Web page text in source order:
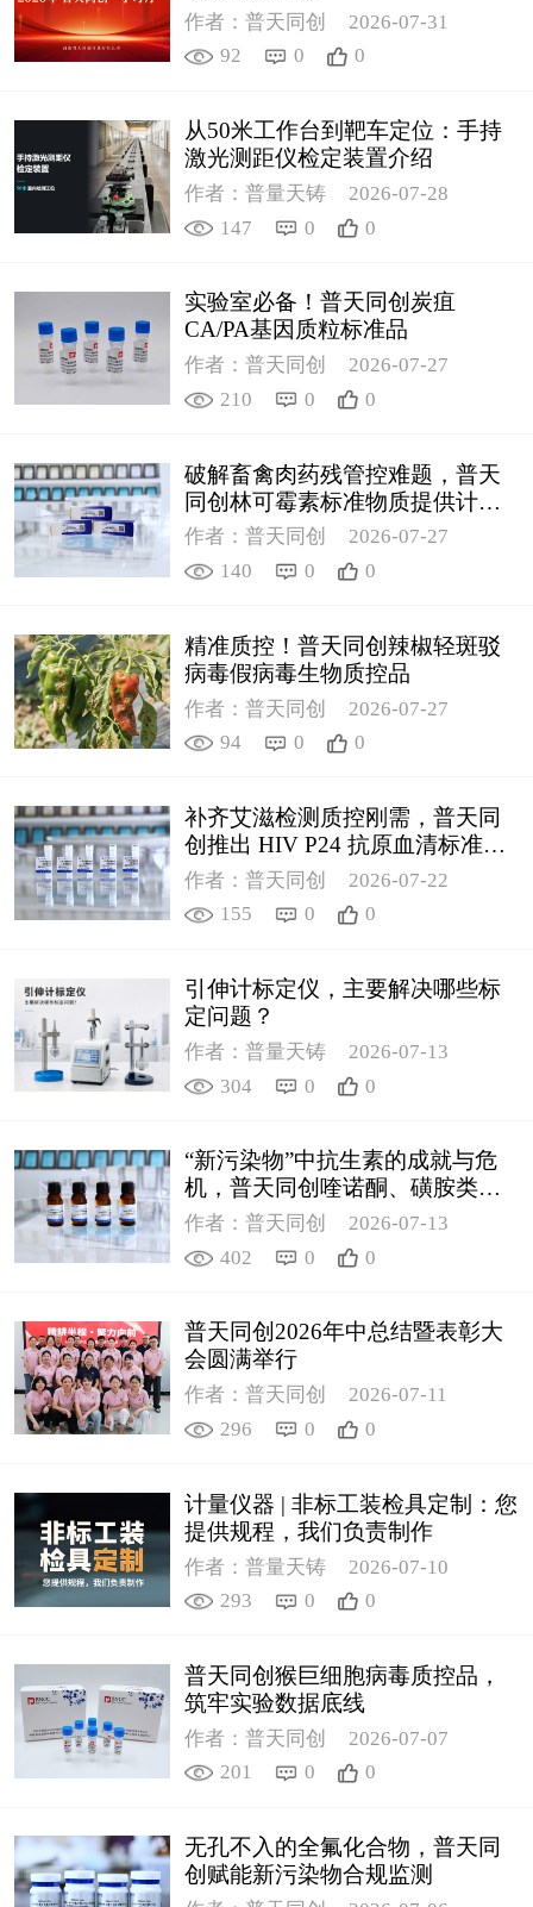
作者：普天同创
2026-07-31
92
0 0
从50米工作台到靶车定位：手持
激光测距仪检定装置介绍
作者：普量天铸
2026-07-28
147
0 0
实验室必备！普天同创炭疽
CA/PA基因质粒标准品
作者：普天同创
2026-07-27
210
0 0
破解畜禽肉药残管控难题，普天
同创林可霉素标准物质提供计量
支撑
作者：普天同创
2026-07-27
140
0 0
精准质控！普天同创辣椒轻斑驳
病毒假病毒生物质控品
作者：普天同创
2026-07-27
94
0 0
补齐艾滋检测质控刚需，普天同
创推出 HIV P24 抗原血清标准物
质
作者：普天同创
2026-07-22
155
0 0
引伸计标定仪，主要解决哪些标
定问题？
作者：普量天铸
2026-07-13
304
0 0
“新污染物”中抗生素的成就与危
机，普天同创喹诺酮、磺胺类质
控新品筑牢环境安全防线
作者：普天同创
2026-07-13
402
0 0
普天同创2026年中总结暨表彰大
会圆满举行
作者：普天同创
2026-07-11
296
0 0
计量仪器 | 非标工装检具定制：您
提供规程，我们负责制作
作者：普量天铸
2026-07-10
293
0 0
普天同创猴巨细胞病毒质控品，
筑牢实验数据底线
作者：普天同创
2026-07-07
201
0 0
无孔不入的全氟化合物，普天同
创赋能新污染物合规监测